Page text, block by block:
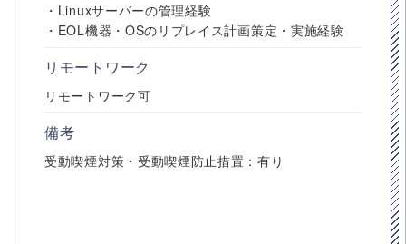
・Linuxサーバーの管理経験
・EOL機器・OSのリプレイス計画策定・実施経験
リモートワーク
リモートワーク可
備考
受動喫煙対策・受動喫煙防止措置：有り